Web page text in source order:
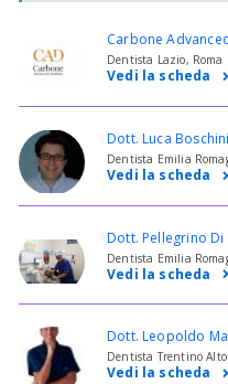
Carbone
Dentista Lazio, Roma
Vedi la scheda
Dott. Luca Boschini
Dentista Emilia
Vedi la scheda
Dott. Pellegrino Di
Dentista Emilia
Vedi la scheda
Dott. Leopoldo
Dentista Trentino Alto
Vedi la scheda